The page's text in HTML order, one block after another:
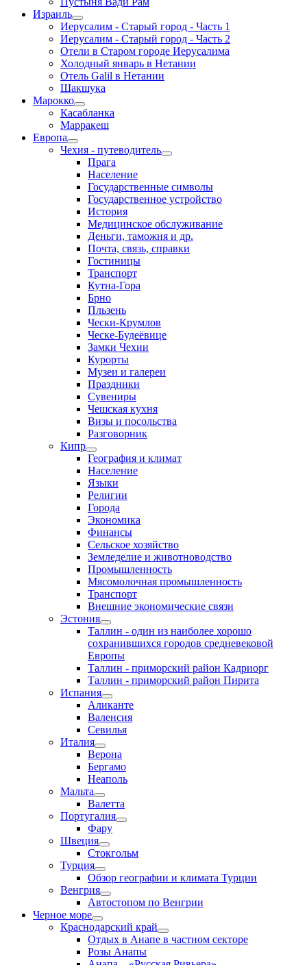
Израиль
Иерусалим - Старый город - Часть 1
Иерусалим - Старый город - Часть 2
Отели в Старом городе Иерусалима
Холодный январь в Нетании
Отель Galil в Нетании
Шакшука
Марокко
Касабланка
Марракеш
Европа
Чехия - путеводитель
Прага
Население
Государственные символы
Государственное устройство
История
Медицинское обслуживание
Деньги, таможня и др.
Почта, связь, справки
Гостиницы
Транспорт
Кутна-Гора
Брно
Пльзень
Чески-Крумлов
Ческе-Будеёвице
Замки Чехии
Курорты
Музеи и галереи
Праздники
Сувениры
Чешская кухня
Визы и посольства
Разговорник
Кипр
География и климат
Население
Языки
Религии
Города
Экономика
Финансы
Сельское хозяйство
Земледелие и животноводство
Промышленность
Мясомолочная промышленность
Транспорт
Внешние экономические связи
Эстония
Таллин - один из наиболее хорошо
сохранившихся городов средневековой
Европы
Таллин - приморский район Кадриорг
Таллин - приморский район Пирита
Испания
Аликанте
Валенсия
Севилья
Италия
Верона
Бергамо
Неаполь
Мальта
Валетта
Португалия
Фару
Швеция
Стокгольм
Турция
Обзор географии и климата Турции
Венгрия
Автостопом по Венгрии
Черное море
Краснодарский край
Отдых в Анапе в частном секторе
Розы Анапы